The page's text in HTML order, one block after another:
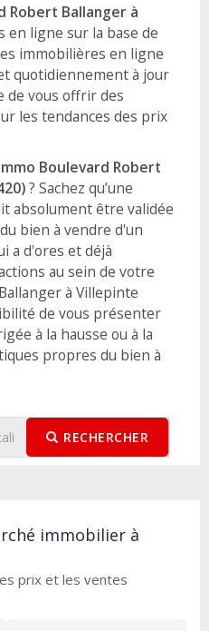
Robert Ballanger à
en ligne sur la base de
immobilières en ligne
quotidiennement à jour
de vous offrir des
les tendances des prix
Boulevard Robert
? Sachez qu’une
absolument être validée
bien à vendre d'un
a d'ores et déjà
au sein de votre
à Villepinte
de vous présenter
à la hausse ou à la
propres du bien à
RECHERCHER
immobilier à
prix et les ventes